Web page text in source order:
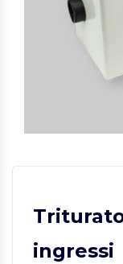
ingressi